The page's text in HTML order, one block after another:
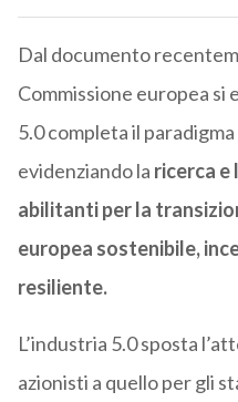
Dal documento
Commissione europea si
5.0 completa il
evidenziando la ricerca e
abilitantiper la
europea sostenibile,
resiliente.
L’industria 5.0 sposta
azionisti a quello per gli